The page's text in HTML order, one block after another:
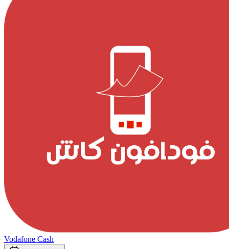
Vodafone Cash